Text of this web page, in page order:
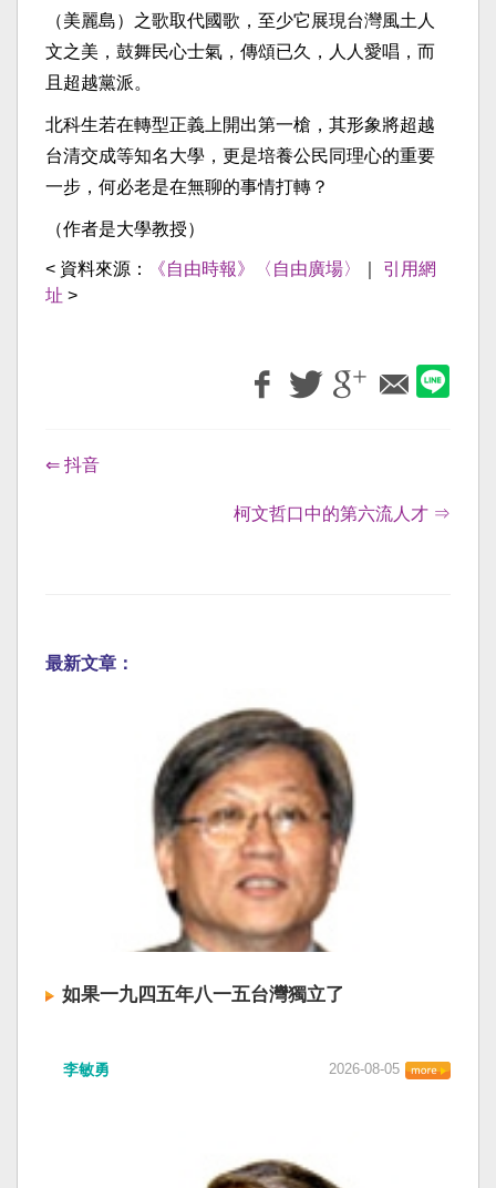
（美麗島）之歌取代國歌，至少它展現台灣風土人
文之美，鼓舞民心士氣，傳頌已久，人人愛唱，而
且超越黨派。
北科生若在轉型正義上開出第一槍，其形象將超越
台清交成等知名大學，更是培養公民同理心的重要
一步，何必老是在無聊的事情打轉？
（作者是大學教授）
< 資料來源： 《自由時報》〈自由廣場〉
引用網
址 >
⇐ 抖音
柯文哲口中的第六流人才 ⇒
最新文章：
如果一九四五年八一五台灣獨立了
李敏勇 2026-08-05